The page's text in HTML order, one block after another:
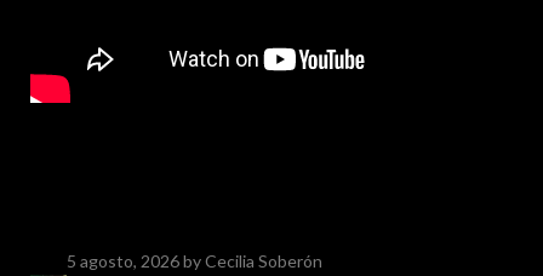
5 agosto, 2026by Cecilia Soberón